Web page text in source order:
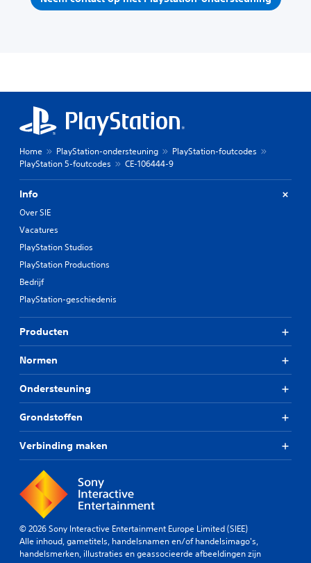
Home PlayStation-ondersteuning
PlayStation-foutcodes
PlayStation 5-foutcodes
CE-106444-9
Info
Over SIE
Vacatures
PlayStation Studios
PlayStation Productions
Bedrijf
PlayStation-geschiedenis
Producten
Normen
Ondersteuning
Grondstoffen
Verbinding maken
© 2026 Sony Interactive Entertainment Europe Limited (SIEE)
Alle inhoud, gametitels, handelsnamen en/of handelsimago's,
handelsmerken, illustraties en geassocieerde afbeeldingen zijn